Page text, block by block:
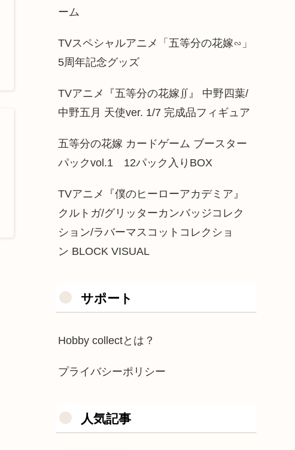
ーム
TVスペシャルアニメ「五等分の花嫁∽」
5周年記念グッズ
TVアニメ『五等分の花嫁∬』 中野四葉/
中野五月 天使ver. 1/7 完成品フィギュア
五等分の花嫁 カードゲーム ブースター
パックvol.1 12パック入りBOX
TVアニメ『僕のヒーローアカデミア』
クルトガ/グリッターカンバッジコレク
ション/ラバーマスコットコレクショ
ン BLOCK VISUAL
サポート
Hobby collectとは？
プライバシーポリシー
人気記事